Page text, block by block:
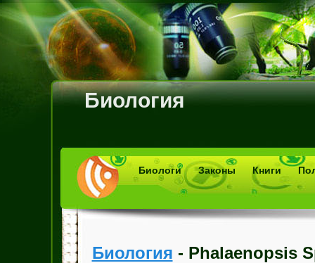
Биология
Биологи Законы Книги
Биология - Phalaenopsis